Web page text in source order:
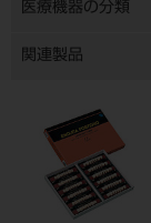
医療機器の分類
関連製品